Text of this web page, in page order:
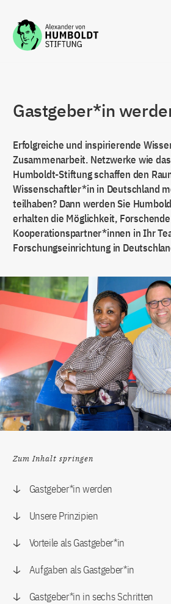
Zum Inhalt springen
Gastgeber*in
Erfolgreiche und inspirierende
Zusammenarbeit. Netzwerke wie
Humboldt-Stiftung schaffen den
Wissenschaftler*in in Deutschland
teilhaben? Dann werden Sie
erhalten die Möglichkeit,
Kooperationspartner*innen in Ihr
Forschungseinrichtung in
Zum Inhalt springen
Gastgeber*in werden
Unsere Prinzipien
Vorteile als Gastgeber*in
Aufgaben als Gastgeber*in
Gastgeber*in in sechs Schritten